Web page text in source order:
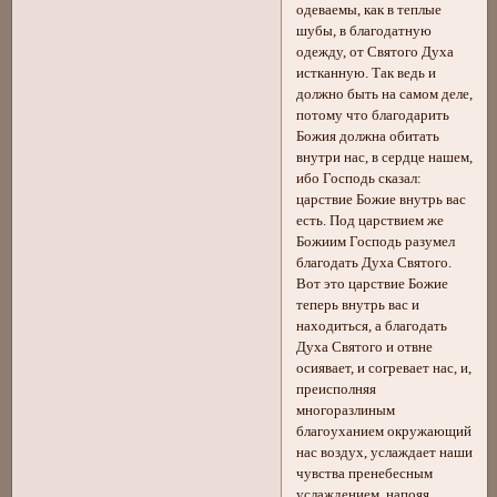
одеваемы, как в теплые
шубы, в благодатную
одежду, от Святого Духа
истканную. Так ведь и
должно быть на самом деле,
потому что благодарить
Божия должна обитать
внутри нас, в сердце нашем,
ибо Господь сказал:
царствие Божие внутрь вас
есть. Под царствием же
Божиим Господь разумел
благодать Духа Святого.
Вот это царствие Божие
теперь внутрь вас и
находиться, а благодать
Духа Святого и отвне
осиявает, и согревает нас, и,
преисполняя
многоразлиным
благоуханием окружающий
нас воздух, услаждает наши
чувства пренебесным